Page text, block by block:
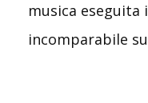
musica eseguita
incomparabile